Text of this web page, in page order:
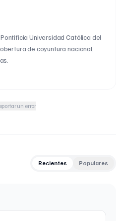
Universidad Católica del
de coyuntura nacional,
un error
Recientes Populares